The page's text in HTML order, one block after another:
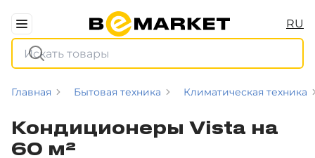
RU
Главная Бытовая техника Климатическая техника
Кондиционеры Vista на
60 м²